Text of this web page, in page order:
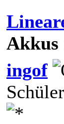
Akkus
ingof
Schüler